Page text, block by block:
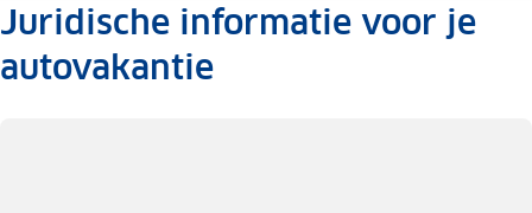
Juridische informatie voor je
autovakantie